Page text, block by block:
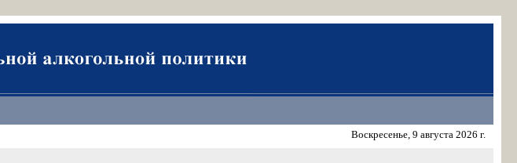
Воскресенье, 9 августа 2026 г.